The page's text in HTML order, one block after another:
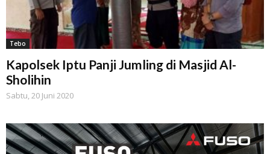
Tebo
Kapolsek Iptu Panji Jumling di Masjid Al-
Sholihin
Sabtu, 20 Juni 2020